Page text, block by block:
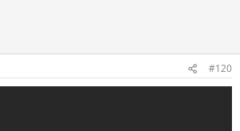
#120